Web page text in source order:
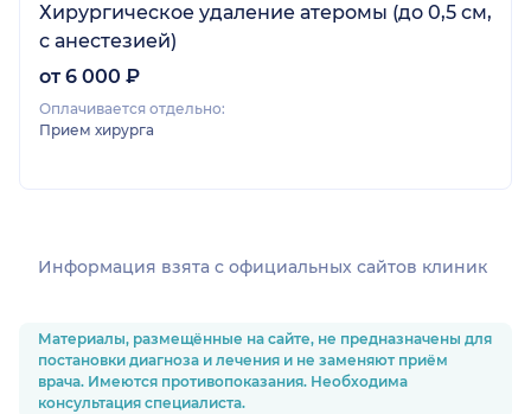
Хирургическое удаление атеромы (до 0,5 см,
с анестезией)
от 6 000 ₽
Оплачивается отдельно:
Прием хирурга
Информация взята c официальных сайтов клиник
Материалы, размещённые на сайте, не предназначены для
постановки диагноза и лечения и не заменяют приём
врача. Имеются противопоказания. Необходима
консультация специалиста.